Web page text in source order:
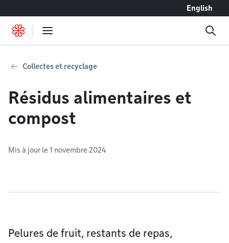
English
Collectes et recyclage
Résidus alimentaires et
compost
Mis à jour le 1 novembre 2024
Pelures de fruit, restants de repas,